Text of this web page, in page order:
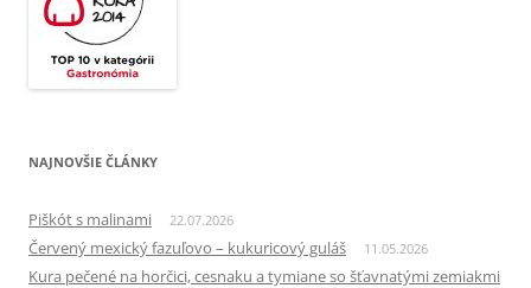
NAJNOVŠIE ČLÁNKY
Piškót s malinami 22.07.2026
Červený mexický fazuľovo – kukuricový guláš 11.05.2026
Kura pečené na horčici, cesnaku a tymiane so šťavnatými zemiakmi